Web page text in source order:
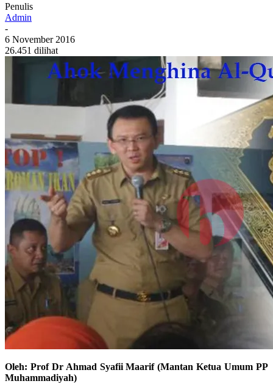
Penulis
Admin
-
6 November 2016
26.451 dilihat
Oleh: Prof Dr Ahmad Syafii Maarif (Mantan Ketua Umum PP
Muhammadiyah)